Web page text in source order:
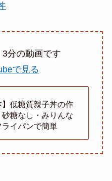
分の動画です
で見る
】低糖質親子丼の作
砂糖なし・みりんな
ライパンで簡単